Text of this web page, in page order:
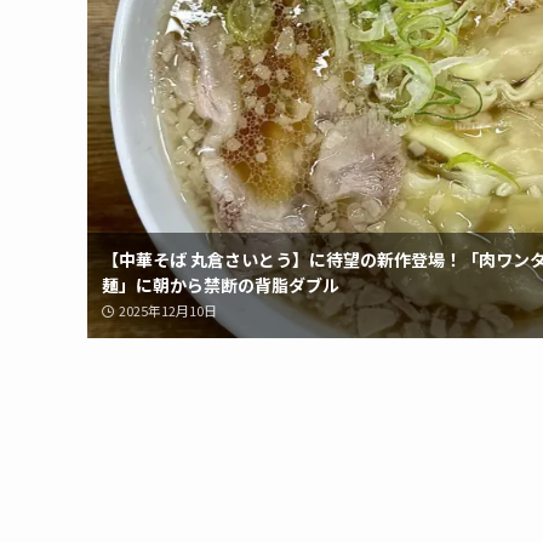
【中華そば 丸倉さいとう】に待望の新作登場！「肉ワン
麺」に朝から禁断の背脂ダブル
2025年12月10日